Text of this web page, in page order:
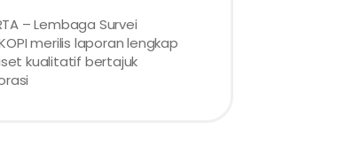
– Lembaga Survei
merilis laporan lengkap
kualitatif bertajuk